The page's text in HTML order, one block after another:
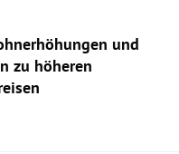
und
zu höheren